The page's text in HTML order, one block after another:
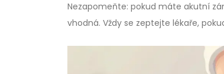
Nezapomeňte: pokud máte akutní
vhodná. Vždy se zeptejte lékaře,